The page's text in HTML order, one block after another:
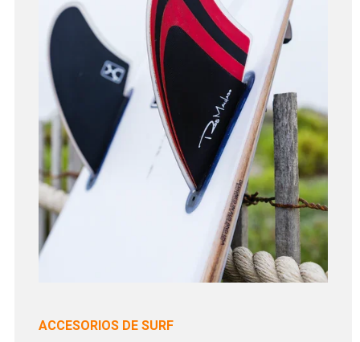
ACCESORIOS DE SURF